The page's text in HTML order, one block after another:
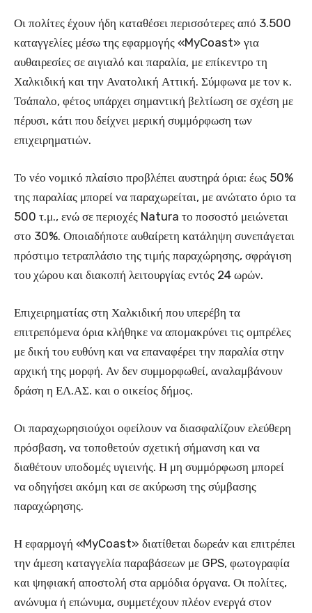
Οι πολίτες έχουν ήδη καταθέσει περισσότερες από 3.500
καταγγελίες μέσω της εφαρμογής «MyCoast» για
αυθαιρεσίες σε αιγιαλό και παραλία, με επίκεντρο τη
Χαλκιδική και την Ανατολική Αττική. Σύμφωνα με τον κ.
Τσάπαλο, φέτος υπάρχει σημαντική βελτίωση σε σχέση με
πέρυσι, κάτι που δείχνει μερική συμμόρφωση των
επιχειρηματιών.
Το νέο νομικό πλαίσιο προβλέπει αυστηρά όρια: έως 50%
της παραλίας μπορεί να παραχωρείται, με ανώτατο όριο τα
500 τ.μ., ενώ σε περιοχές Natura το ποσοστό μειώνεται
στο 30%. Οποιαδήποτε αυθαίρετη κατάληψη συνεπάγεται
πρόστιμο τετραπλάσιο της τιμής παραχώρησης, σφράγιση
του χώρου και διακοπή λειτουργίας εντός 24 ωρών.
Επιχειρηματίας στη Χαλκιδική που υπερέβη τα
επιτρεπόμενα όρια κλήθηκε να απομακρύνει τις ομπρέλες
με δική του ευθύνη και να επαναφέρει την παραλία στην
αρχική της μορφή. Αν δεν συμμορφωθεί, αναλαμβάνουν
δράση η ΕΛ.ΑΣ. και ο οικείος δήμος.
Οι παραχωρησιούχοι οφείλουν να διασφαλίζουν ελεύθερη
πρόσβαση, να τοποθετούν σχετική σήμανση και να
διαθέτουν υποδομές υγιεινής. Η μη συμμόρφωση μπορεί
να οδηγήσει ακόμη και σε ακύρωση της σύμβασης
παραχώρησης.
Η εφαρμογή «MyCoast» διατίθεται δωρεάν και επιτρέπει
την άμεση καταγγελία παραβάσεων με GPS, φωτογραφία
και ψηφιακή αποστολή στα αρμόδια όργανα. Οι πολίτες,
ανώνυμα ή επώνυμα, συμμετέχουν πλέον ενεργά στον